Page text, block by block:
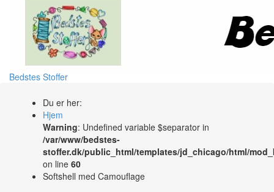
Bedstes Stoffer
Du er her:
Hjem
Warning: Undefined variable $separator in
/var/www/bedstes-
stoffer.dk/public_html/templates/jd_chicago/html/
on line 60
Softshell med Camouflage